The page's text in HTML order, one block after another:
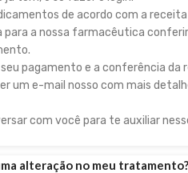
de acordo com a
para a nossa farmacêutica
pagamento e a conferência da
um e-mail nosso com mais
com você para te auxiliar
alteração no meu tratamento?